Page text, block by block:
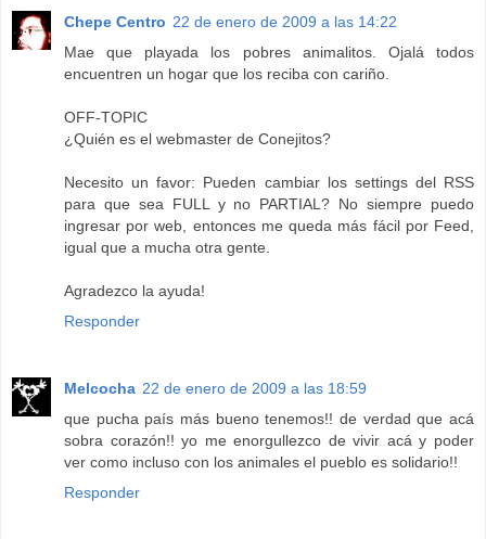
Chepe Centro 22 de enero de 2009 a las 14:22
Mae que playada los pobres animalitos. Ojalá todos
encuentren un hogar que los reciba con cariño.
OFF-TOPIC
¿Quién es el webmaster de Conejitos?
Necesito un favor: Pueden cambiar los settings del RSS
para que sea FULL y no PARTIAL? No siempre puedo
ingresar por web, entonces me queda más fácil por Feed,
igual que a mucha otra gente.
Agradezco la ayuda!
Responder
Melcocha 22 de enero de 2009 a las 18:59
que pucha país más bueno tenemos!! de verdad que acá
sobra corazón!! yo me enorgullezco de vivir acá y poder
ver como incluso con los animales el pueblo es solidario!!
Responder